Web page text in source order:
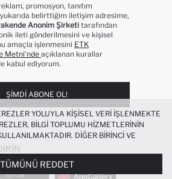
promosyon, tanıtım
belirttiğim iletişim adresime,
Anonim Şirketi tarafından
ileti gönderilmesini ve kişisel
amaçla işlenmesini ETK
Metni’nde açıklanan kurallar
kabul ediyorum.
ŞIMDI ABONE OL!
YOLUYLA KIŞISEL VERI IŞLENMEKTE
BILGI TOPLUMU HIZMETLERININ
DIĞER BIRINCI VE
ISE SIZE DAHA IYI BIR ALIŞVERIŞ
SITEMIZIN DAHA IŞLEVSEL KILINMASI VE
RIZA VERMENIZ HALINDE, SIZLERE
TÜMÜNÜ REDDET